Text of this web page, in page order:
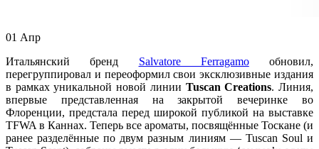
01 Апр
Итальянский бренд Salvatore Ferragamoобновил,
перегруппировал и переоформил свои эксклюзивные издания
в рамках уникальной новой линии Tuscan Creations. Линия,
впервые представленная на закрытой вечеринке во
Флоренции, предстала перед широкой публикой на выставке
TFWA в Каннах. Теперь все ароматы, посвящённые Тоскане (и
ранее разделённые по двум разным линиям — Tuscan Soul и